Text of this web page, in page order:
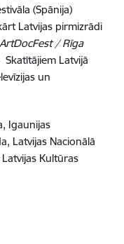
(Spānija)
Latvijas pirmizrādi
ArtDocFest / Rīga
Skatītājiem Latvijā
un
Igaunijas
Latvijas Nacionālā
Kultūras